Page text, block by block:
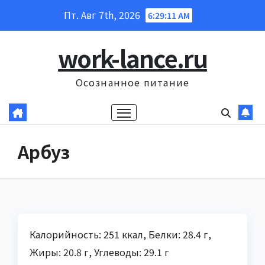
Пт. Авг 7th, 2026 6:29:12 AM
work-lance.ru
Осознанное питание
Арбуз
Калорийность: 251 ккал, Белки: 28.4 г,
Жиры: 20.8 г, Углеводы: 29.1 г